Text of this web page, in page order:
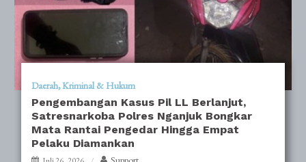
Daerah Kriminal & Hukum
Pengembangan Kasus Pil LL Berlanjut,
Satresnarkoba Polres Nganjuk Bongkar
Mata Rantai Pengedar Hingga Empat
Pelaku Diamankan